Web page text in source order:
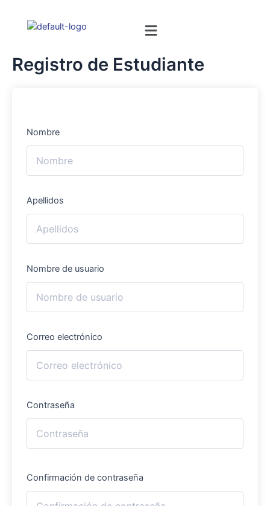
Registro de Estudiante
Nombre
Apellidos
Nombre de usuario
Correo electrónico
Contraseña
Confirmación de contraseña